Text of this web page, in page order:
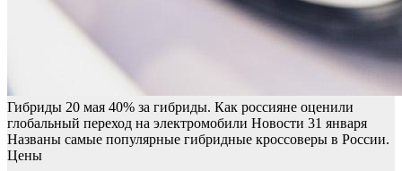
Гибриды 20 мая 40% за гибриды. Как россияне оценили
глобальный переход на электромобили Новости 31 января
Названы самые популярные гибридные кроссоверы в России.
Цены